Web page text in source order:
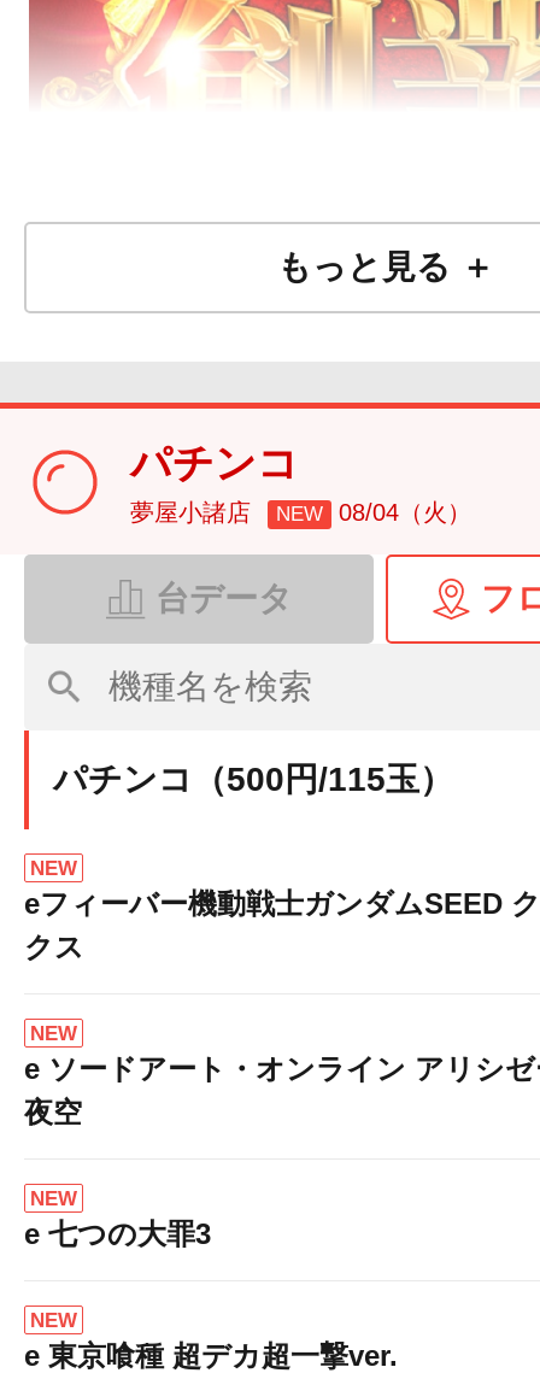
もっと見る ＋
パチンコ
夢屋小諸店 NEW 08/04（火）
台データ フ
パチンコ（500円/115玉）
NEW
eフィーバー機動戦士ガンダムSEED
クス
NEW
e ソードアート・オンライン アリシ
夜空
NEW
e 七つの大罪3
NEW
e 東京喰種 超デカ超一撃ver.